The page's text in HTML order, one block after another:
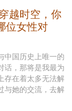
越时空，你
位女性对
中国历史上唯一的
话，那将是我最为
存在着太多无法解
与她的交流，去解